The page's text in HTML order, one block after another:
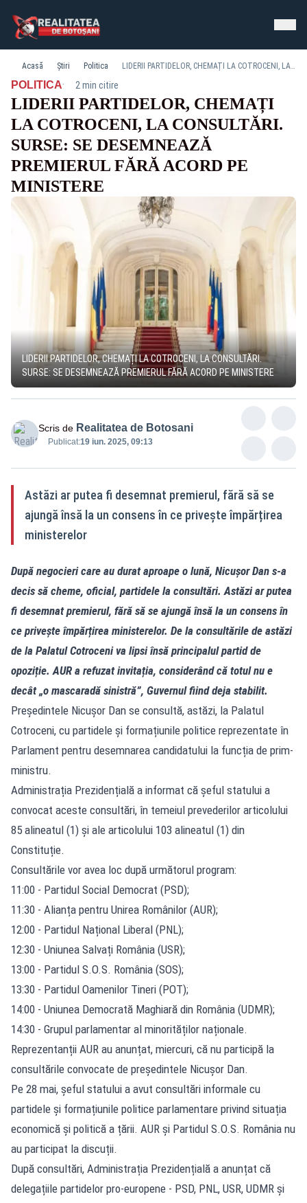
Acasă Știri Politica LIDERII PARTIDELOR, CHEMAȚI LA COTROCENI, LA CONSULTĂRI. SURSE: SE DESEMNEAZĂ PREMIERUL FĂRĂ ACORD PE MINISTERE
POLITICA· 2 min citire
LIDERII PARTIDELOR, CHEMAȚI
LA COTROCENI, LA CONSULTĂRI.
SURSE: SE DESEMNEAZĂ
PREMIERUL FĂRĂ ACORD PE
MINISTERE
LIDERII PARTIDELOR, CHEMAȚI LA COTROCENI, LA CONSULTĂRI.
SURSE: SE DESEMNEAZĂ PREMIERUL FĂRĂ ACORD PE MINISTERE
Scris de Realitatea de Botosani
Publicat:19 iun. 2025, 09:13
Astăzi ar putea fi desemnat premierul, fără să se
ajungă însă la un consens în ce privește împărțirea
ministerelor
După negocieri care au durat aproape o lună, Nicușor Dan s-a
decis să cheme, oficial, partidele la consultări. Astăzi ar putea
fi desemnat premierul, fără să se ajungă însă la un consens în
ce privește împărțirea ministerelor. De la consultările de astăzi
de la Palatul Cotroceni va lipsi însă principalul partid de
opoziție. AUR a refuzat invitația, considerând că totul nu e
decât „o mascaradă sinistră”, Guvernul fiind deja stabilit.
Președintele Nicușor Dan se consultă, astăzi, la Palatul
Cotroceni, cu partidele și formațiunile politice reprezentate în
Parlament pentru desemnarea candidatului la funcția de prim-
ministru.
Administrația Prezidențială a informat că șeful statului a
convocat aceste consultări, în temeiul prevederilor articolului
85 alineatul (1) și ale articolului 103 alineatul (1) din
Constituție.
Consultările vor avea loc după următorul program:
11:00 - Partidul Social Democrat (PSD);
11:30 - Alianța pentru Unirea Românilor (AUR);
12:00 - Partidul Național Liberal (PNL);
12:30 - Uniunea Salvați România (USR);
13:00 - Partidul S.O.S. România (SOS);
13:30 - Partidul Oamenilor Tineri (POT);
14:00 - Uniunea Democrată Maghiară din România (UDMR);
14:30 - Grupul parlamentar al minorităților naționale.
Reprezentanții AUR au anunțat, miercuri, că nu participă la
consultările convocate de președintele Nicușor Dan.
Pe 28 mai, șeful statului a avut consultări informale cu
partidele și formațiunile politice parlamentare privind situația
economică și politică a țării. AUR și Partidul S.O.S. România nu
au participat la discuții.
După consultări, Administrația Prezidențială a anunțat că
delegațiile partidelor pro-europene - PSD, PNL, USR, UDMR și